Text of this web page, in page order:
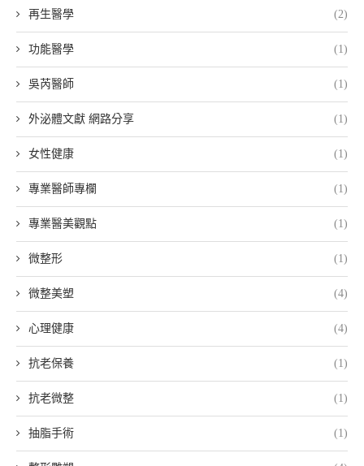
再生醫學 (2)
功能醫學 (1)
吳芮醫師 (1)
外泌體文獻 網路分享 (1)
女性健康 (1)
專業醫師專欄 (1)
專業醫美觀點 (1)
微整形 (1)
微整美塑 (4)
心理健康 (4)
抗老保養 (1)
抗老微整 (1)
抽脂手術 (1)